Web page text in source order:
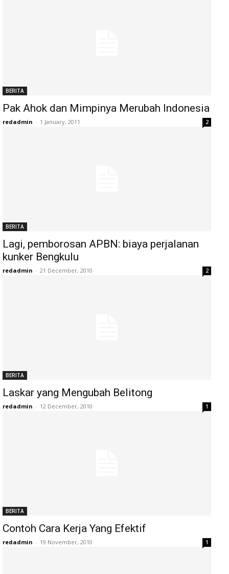
BERITA
Pak Ahok dan Mimpinya Merubah Indonesia
redadmin - 1 January, 2011 2
BERITA
Lagi, pemborosan APBN: biaya perjalanan
kunker Bengkulu
redadmin - 21 December, 2010 2
BERITA
Laskar yang Mengubah Belitong
redadmin - 12 December, 2010 1
BERITA
Contoh Cara Kerja Yang Efektif
redadmin - 19 November, 2010 1